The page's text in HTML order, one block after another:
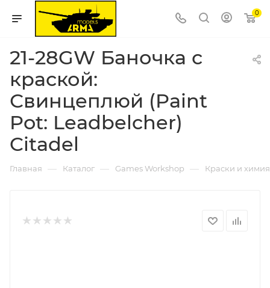
0
21-28GW Баночка с
краской:
Свинцеплюй (Paint
Pot: Leadbelcher)
Citadel
Главная — Каталог — Games Workshop — Краски и